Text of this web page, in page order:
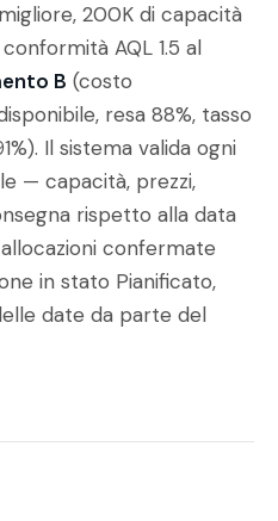
200K di capacità
AQL 1.5 al
B (costo
resa 88%, tasso
Il sistema valida ogni
— capacità, prezzi,
rispetto alla data
confermate
in stato Pianificato,
date da parte del